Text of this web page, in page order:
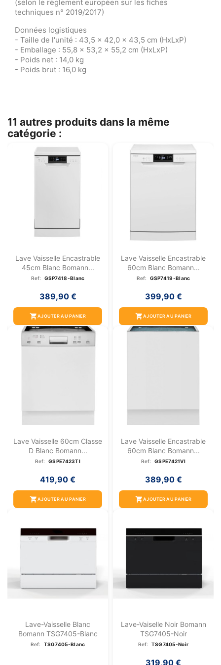
(selon le règlement européen sur les fiches
techniques n° 2019/2017)
Données logistiques
- Taille de l'unité : 43,5 x 42,0 x 43,5 cm (HxLxP)
- Emballage : 55,8 x 53,2 x 55,2 cm (HxLxP)
- Poids net : 14,0 kg
- Poids brut : 16,0 kg
11 autres produits dans la même
catégorie :
Lave Vaisselle Encastrable
45cm Blanc Bomann...
Ref: GSP7418-Blanc
389,90 €
shopping_cartAJOUTER AU PANIER
Lave Vaisselle Encastrable
60cm Blanc Bomann...
Ref: GSP7419-Blanc
399,90 €
shopping_cartAJOUTER AU PANIER
Lave Vaisselle 60cm Classe
D Blanc Bomann...
Ref: GSPE7423TI
419,90 €
shopping_cartAJOUTER AU PANIER
Lave Vaisselle Encastrable
60cm Blanc Bomann...
Ref: GSPE7421VI
389,90 €
shopping_cartAJOUTER AU PANIER
Lave-Vaisselle Blanc
Bomann TSG7405-Blanc
Ref: TSG7405-Blanc
Lave-Vaiselle Noir Bomann
TSG7405-Noir
Ref: TSG7405-Noir
319,90 €